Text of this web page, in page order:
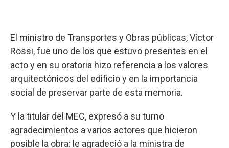
El ministro de Transportes y Obras públicas, Víctor
Rossi, fue uno de los que estuvo presentes en el
acto y en su oratoria hizo referencia a los valores
arquitectónicos del edificio y en la importancia
social de preservar parte de esta memoria.
Y la titular del MEC, expresó a su turno
agradecimientos a varios actores que hicieron
posible la obra: le agradeció a la ministra de